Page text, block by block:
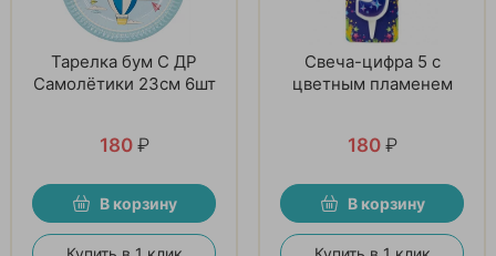
Тарелка бум С ДР
Самолётики 23см 6шт
180 ₽
В корзину
Свеча-цифра 5 с
цветным пламенем
180 ₽
В корзину